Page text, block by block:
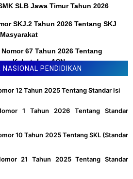
SLB Jawa Timur Tahun 2026
SKJ.2 Tahun 2026 Tentang SKJ
67 Tahun 2026 Tentang
Kebutuhan ASN
PENDIDIKAN
12 Tahun 2025 Tentang Standar Isi
1 Tahun 2026 Tentang Standar
10 Tahun 2025 Tentang SKL (Standar
21 Tahun 2025 Tentang Standar